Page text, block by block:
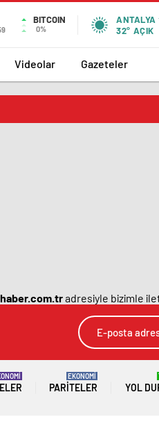
BITCOIN
0%
ANTALYA
32° AÇIK
Videolar Gazeteler
adresiyle bizimle
PARITELER
EKONOMİ
YOL